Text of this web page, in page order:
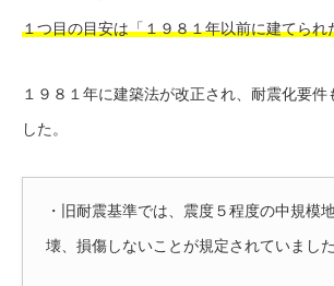
１つ目の目安は「１９８１年以前に建てられ
１９８１年に建築法が改正され、耐震化要件
した。
・旧耐震基準では、震度５程度の中規模
壊、損傷しないことが規定されていました